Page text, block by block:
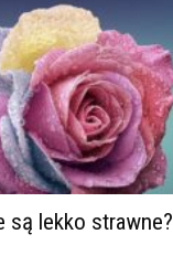
są lekko strawne?